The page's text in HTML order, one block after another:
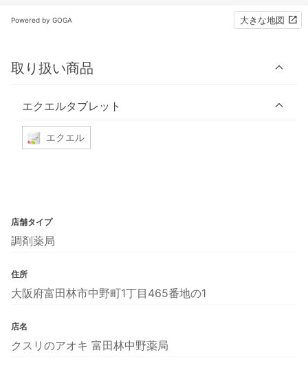
Powered by GOGA 大きな地図
取り扱い商品
エクエルタブレット
エクエル
店舗タイプ
調剤薬局
住所
大阪府富田林市中野町1丁目465番地の1
店名
クスリのアオキ 富田林中野薬局